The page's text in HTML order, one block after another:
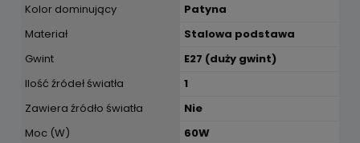
Kolor dominujący
Patyna
Materiał
Stalowa podstawa
Gwint
E27 (duży gwint)
Ilość źródeł światła
1
Zawiera źródło światła
Nie
Moc (W)
60W